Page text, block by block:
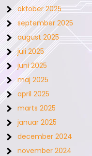
oktober 2025
september 2025
august 2025
juli 2025
juni 2025
maj 2025
april 2025
marts 2025
januar 2025
december 2024
november 2024